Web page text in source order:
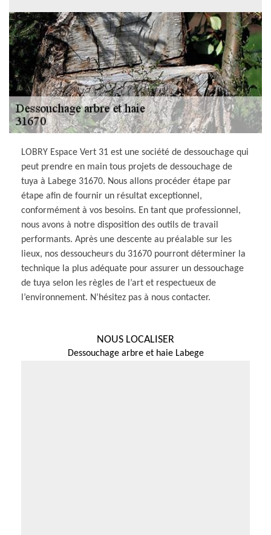
LOBRY Espace Vert 31 est une société de dessouchage qui
peut prendre en main tous projets de dessouchage de
tuya à Labege 31670. Nous allons procéder étape par
étape afin de fournir un résultat exceptionnel,
conformément à vos besoins. En tant que professionnel,
nous avons à notre disposition des outils de travail
performants. Après une descente au préalable sur les
lieux, nos dessoucheurs du 31670 pourront déterminer la
technique la plus adéquate pour assurer un dessouchage
de tuya selon les règles de l’art et respectueux de
l’environnement. N’hésitez pas à nous contacter.
NOUS LOCALISER
Dessouchage arbre et haie Labege